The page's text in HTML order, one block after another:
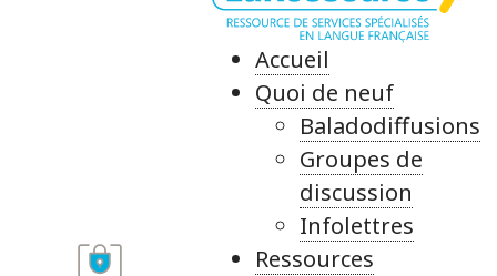
Accueil
Quoi de neuf
Baladodiffusions
Groupes de
discussion
Infolettres
Ressources